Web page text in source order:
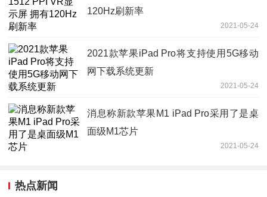
120Hz刷新率
2021-05-24
2021款苹果iPad Pro将支持使用5G移动
网下载系统更新
2021-05-24
消息称新款苹果M1 iPad Pro采用了是桌
面级M1芯片
2021-05-24
热点新闻